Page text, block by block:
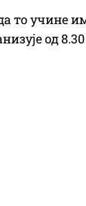
то учине
од